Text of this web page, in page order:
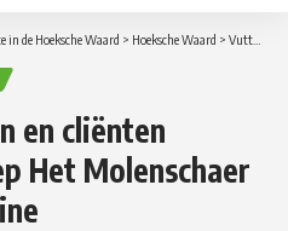
in de Hoeksche Waard > Hoeksche Waard > Vutters v.v. Strijen en cliënten Gemiva-SVG Groep Het Molenschaer verrassen Jacqueline
en cliënten
Het Molenschaer